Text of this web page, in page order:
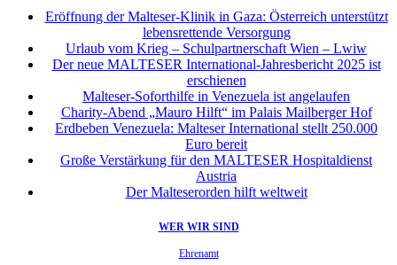
Eröffnung der Malteser-Klinik in Gaza: Österreich unterstützt
lebensrettende Versorgung
Urlaub vom Krieg – Schulpartnerschaft Wien – Lwiw
Der neue MALTESER International-Jahresbericht 2025 ist
erschienen
Malteser-Soforthilfe in Venezuela ist angelaufen
Charity-Abend „Mauro Hilft“ im Palais Mailberger Hof
Erdbeben Venezuela: Malteser International stellt 250.000
Euro bereit
Große Verstärkung für den MALTESER Hospitaldienst
Austria
Der Malteserorden hilft weltweit
WER WIR SIND
Ehrenamt